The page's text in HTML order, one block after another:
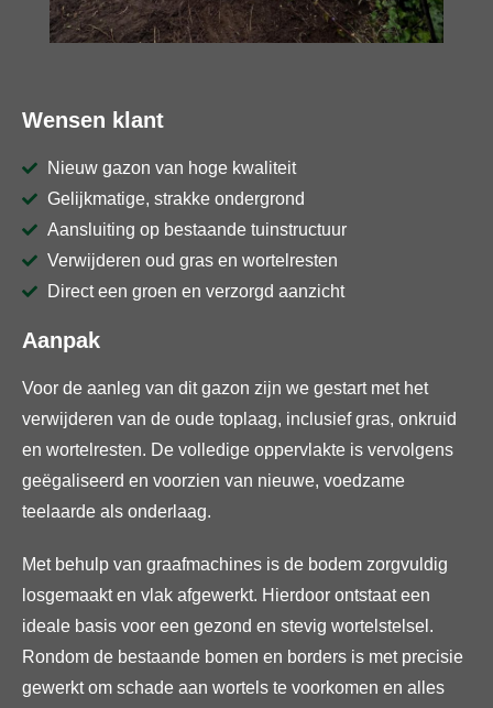
Wensen klant
Nieuw gazon van hoge kwaliteit
Gelijkmatige, strakke ondergrond
Aansluiting op bestaande tuinstructuur
Verwijderen oud gras en wortelresten
Direct een groen en verzorgd aanzicht
Aanpak
Voor de aanleg van dit gazon zijn we gestart met het
verwijderen van de oude toplaag, inclusief gras, onkruid
en wortelresten. De volledige oppervlakte is vervolgens
geëgaliseerd en voorzien van nieuwe, voedzame
teelaarde als onderlaag.
Met behulp van graafmachines is de bodem zorgvuldig
losgemaakt en vlak afgewerkt. Hierdoor ontstaat een
ideale basis voor een gezond en stevig wortelstelsel.
Rondom de bestaande bomen en borders is met precisie
gewerkt om schade aan wortels te voorkomen en alles